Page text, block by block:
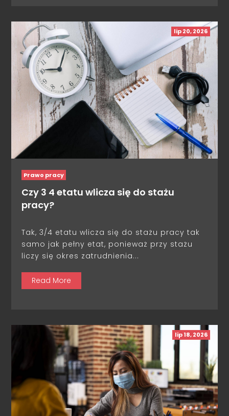
lip 20, 2026
Prawo pracy
Czy 3 4 etatu wlicza się do stażu
pracy?
Tak, 3/4 etatu wlicza się do stażu pracy tak
samo jak pełny etat, ponieważ przy stażu
liczy się okres zatrudnienia...
Read More
lip 18, 2026